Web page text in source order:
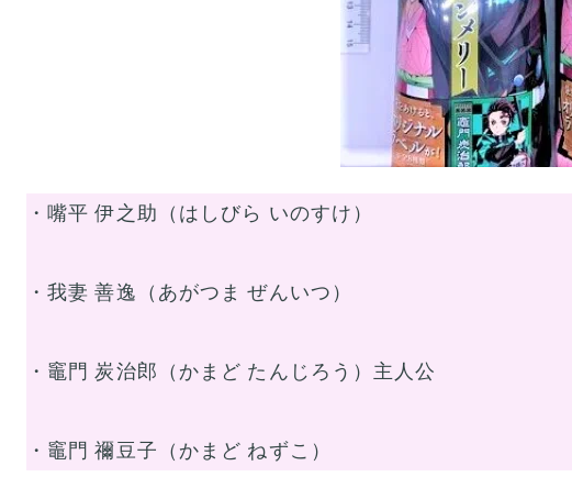
・嘴平 伊之助（はしびら いのすけ）
・我妻 善逸（あがつま ぜんいつ）
・竈門 炭治郎（かまど たんじろう）主人公
・竈門 禰豆子（かまど ねずこ）